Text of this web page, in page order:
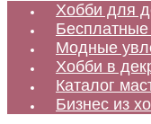
Хобби для
Бесплатные
Модные
Хобби в
Каталог
Бизнес из